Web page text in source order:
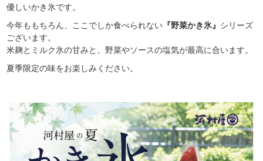
優しいかき氷です。
今年ももちろん、ここでしか食べられない 『野菜かき氷』 シリーズ
ございます。
米麹とミルク氷の甘みと、野菜やソースの塩気が最高に合います。
夏季限定の味をお楽しみください。